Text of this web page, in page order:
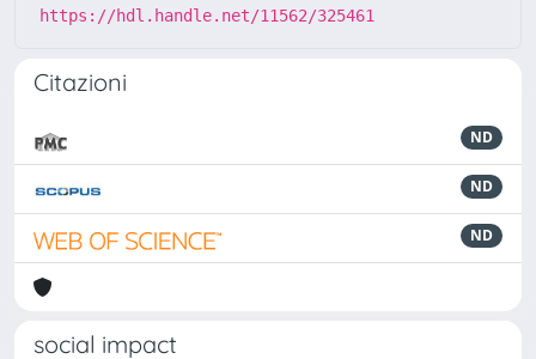
https://hdl.handle.net/11562/325461
Citazioni
ND
ND
ND
social impact